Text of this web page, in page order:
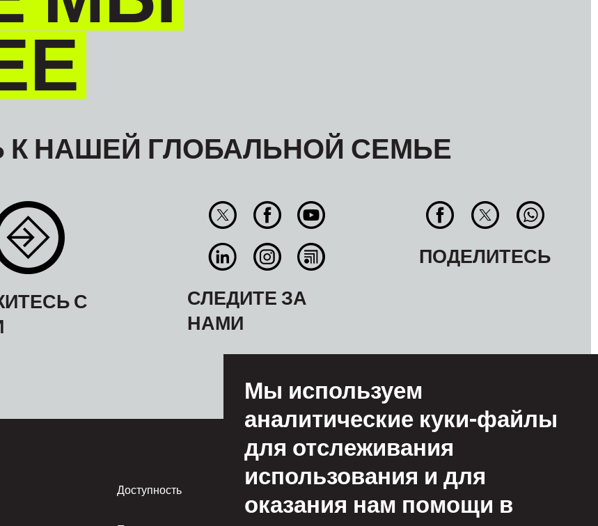
НАШЕЙ ГЛОБАЛЬНОЙ СЕМЬЕ
С
СЛЕДИТЕ ЗА
НАМИ
ПОДЕЛИТЕСЬ
Footer
Доступность
Условия
пользования
Мы используем
аналитические куки-файлы
для отслеживания
использования и для
оказания нам помощи в